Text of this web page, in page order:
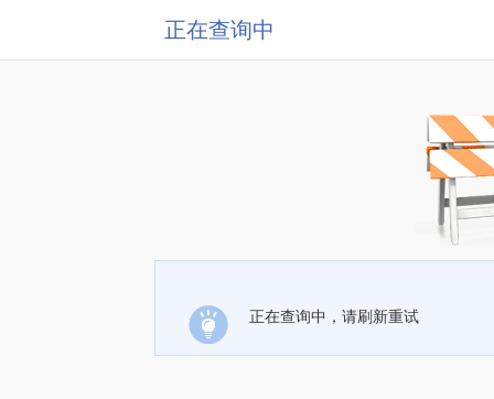
正在查询中
正在查询中，请刷新重试